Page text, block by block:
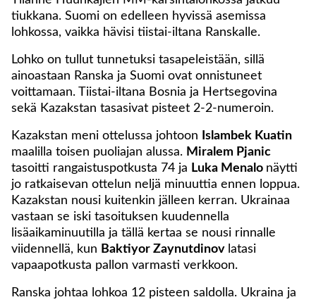
tiukkana. Suomi on edelleen hyvissä asemissa
lohkossa, vaikka hävisi tiistai-iltana Ranskalle.
Lohko on tullut tunnetuksi tasapeleistään, sillä
ainoastaan Ranska ja Suomi ovat onnistuneet
voittamaan. Tiistai-iltana Bosnia ja Hertsegovina
sekä Kazakstan tasasivat pisteet 2-2-numeroin.
Kazakstan meni ottelussa johtoon
Islambek Kuatin
maalilla toisen puoliajan alussa. Miralem Pjanic
tasoitti rangaistuspotkusta 74 ja Luka Menalo näytti
jo ratkaisevan ottelun neljä minuuttia ennen loppua.
Kazakstan nousi kuitenkin jälleen kerran. Ukrainaa
vastaan se iski tasoituksen kuudennella
lisäaikaminuutilla ja tällä kertaa se nousi rinnalle
viidennellä, kun Baktiyor Zaynutdinov latasi
vapaapotkusta pallon varmasti verkkoon.
Ranska johtaa lohkoa 12 pisteen saldolla. Ukraina ja